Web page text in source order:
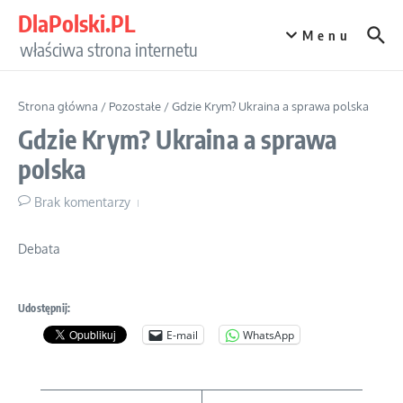
DlaPolski.PL
właściwa strona internetu
Menu
Strona główna / Pozostałe /Gdzie Krym? Ukraina a sprawa polska
Gdzie Krym? Ukraina a sprawa
polska
Brak komentarzy
Debata
Udostępnij:
E-mail WhatsApp